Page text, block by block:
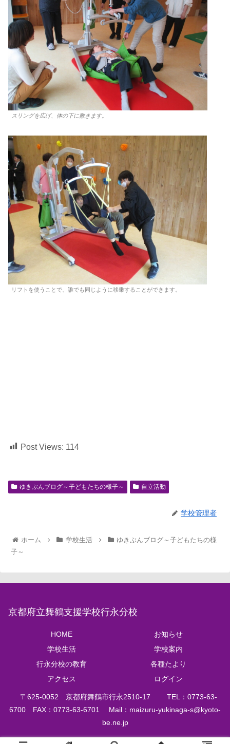
スリングを広げ、体の下に敷きます。
リフトを使うことで、誰でも同じように移乗することができます。
Post Views: 114
ゆきぶんブログ～子どもたちの様子～ 自立活動
学校管理者
ホーム 学校生活
ゆきぶんブログ～子どもたちの様
子～
京都府立舞鶴支援学校行永分校
HOME
お知らせ
学校生活
学校案内
行永分校の教育
各種たより
アクセス
ログイン
〒625‐0052 京都府舞鶴市行永2510‐17 TEL：0773‐63‐
6700 FAX：0773-63-6701 Mail： maizuru-yukinaga-s@kyoto-
be.ne.jp